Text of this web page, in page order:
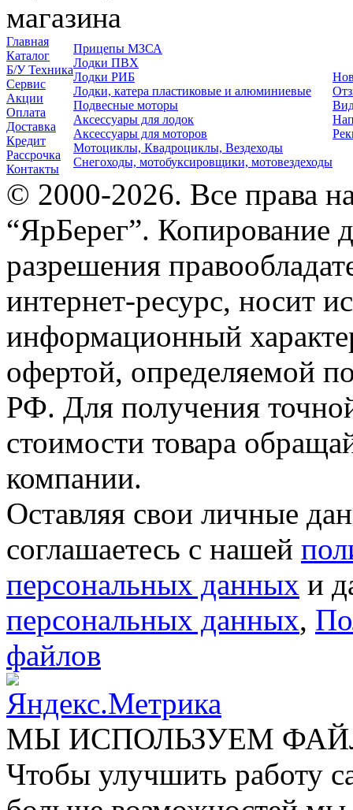
магазина
Главная
Каталог
Б/У Техника
Сервис
Акции
Оплата
Доставка
Кредит
Рассрочка
Контакты
Прицепы МЗСА
Лодки ПВХ
Лодки РИБ
Лодки, катера пластиковые и алюминиевые
Подвесные моторы
Аксессуары для лодок
Аксессуары для моторов
Мотоциклы, Квадроциклы, Вездеходы
Снегоходы, мотобуксировщики, мотовездеходы
© 2000-2026. Все права
“ЯрБерег”. Копирование
разрешения
интернет-ресурс, носит
информационный
офертой, определяемой
РФ. Для получения
стоимости товара
компании.
Оставляя свои личные
соглашаетесь с нашей
персональных данных и
персональных данных,
файлов
МЫ ИСПОЛЬЗУЕМ
Чтобы улучшить работу